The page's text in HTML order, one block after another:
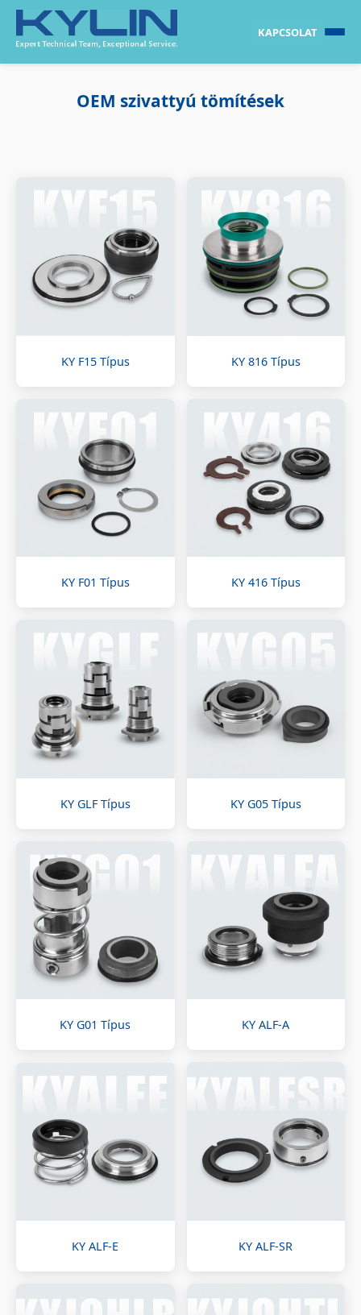
KAPCSOLAT
OEM szivattyú tömítések
KY F15 Típus KY 816 Típus
KY F01 Típus KY 416 Típus
KY GLF Típus KY G05 Típus
KY G01 Típus KY ALF-A
KY ALF-E KY ALF-SR